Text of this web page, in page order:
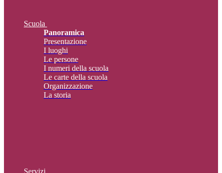
Scuola
Panoramica
Presentazione
I luoghi
Le persone
I numeri della scuola
Le carte della scuola
Organizzazione
La storia